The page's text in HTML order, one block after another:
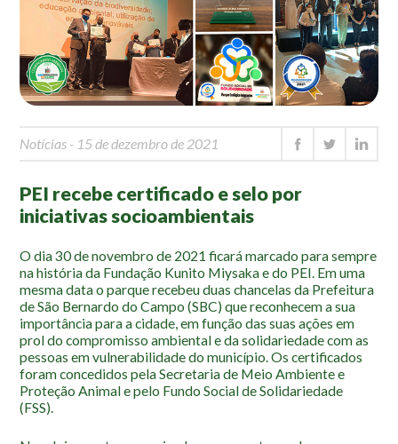
Mapa Ilustrado
Fauna e Flora
Aranhas
Palmeira Juçara
Borboletas
Cambuci
Liquens
Tucano do Bico Verde
Atividades
Escolas e Universidades
Educação Ambiental
Roteiro da monitoria
Notícias - 15 de dezembro de 2021
PEI recebe certificado e selo por
iniciativas socioambientais
O dia 30 de novembro de 2021 ficará marcado para sempre
na história da Fundação Kunito Miysaka e do PEI. Em uma
mesma data o parque recebeu duas chancelas da Prefeitura
de São Bernardo do Campo (SBC) que reconhecem a sua
importância para a cidade, em função das suas ações em
prol do compromisso ambiental e da solidariedade com as
pessoas em vulnerabilidade do município. Os certificados
foram concedidos pela Secretaria de Meio Ambiente e
Proteção Animal e pelo Fundo Social de Solidariedade
(FSS).